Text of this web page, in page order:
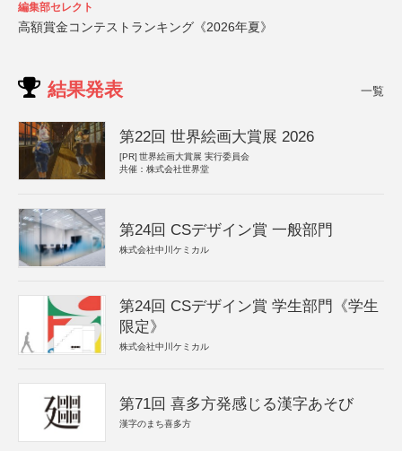
編集部セレクト
高額賞金コンテストランキング《2026年夏》
結果発表 一覧
第22回 世界絵画大賞展 2026
[PR] 世界絵画大賞展 実行委員会
共催：株式会社世界堂
第24回 CSデザイン賞 一般部門
株式会社中川ケミカル
第24回 CSデザイン賞 学生部門《学生
限定》
株式会社中川ケミカル
第71回 喜多方発感じる漢字あそび
漢字のまち喜多方